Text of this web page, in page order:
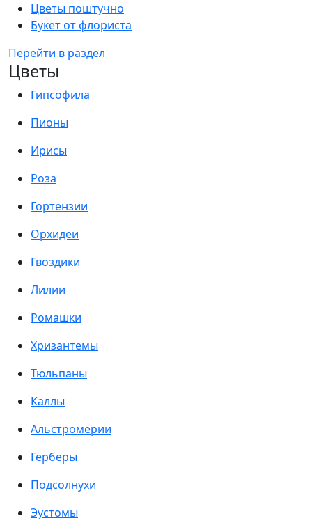
Цветы поштучно
Букет от флориста
Перейти в раздел
Цветы
Гипсофила
Пионы
Ирисы
Роза
Гортензии
Орхидеи
Гвоздики
Лилии
Ромашки
Хризантемы
Тюльпаны
Каллы
Альстромерии
Герберы
Подсолнухи
Эустомы